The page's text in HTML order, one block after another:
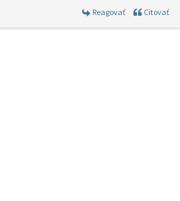
Reagovať Citovať